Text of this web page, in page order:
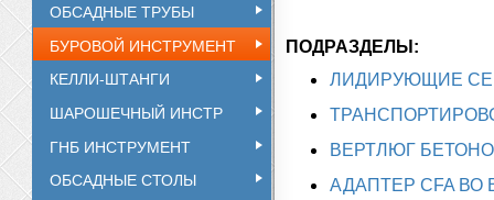
ОБСАДНЫЕ ТРУБЫ
БУРОВОЙ ИНСТРУМЕНТ
КЕЛЛИ-ШТАНГИ
ШАРОШЕЧНЫЙ ИНСТР
ГНБ ИНСТРУМЕНТ
ОБСАДНЫЕ СТОЛЫ
ПОДРАЗДЕЛЫ:
ЛИДИРУЮЩИЕ
ВЕРТЛЮГ
АДАПТЕР CFA